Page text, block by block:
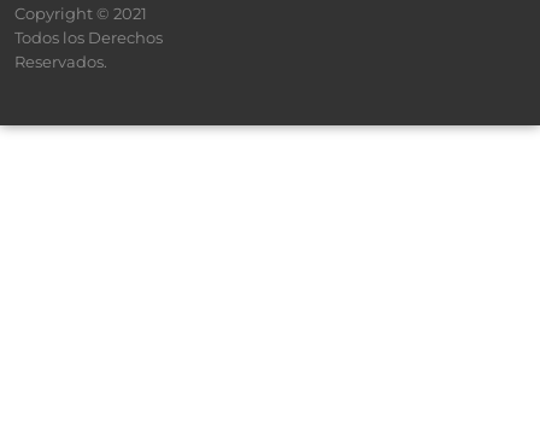
Copyright © 2021
Todos los Derechos
Reservados.